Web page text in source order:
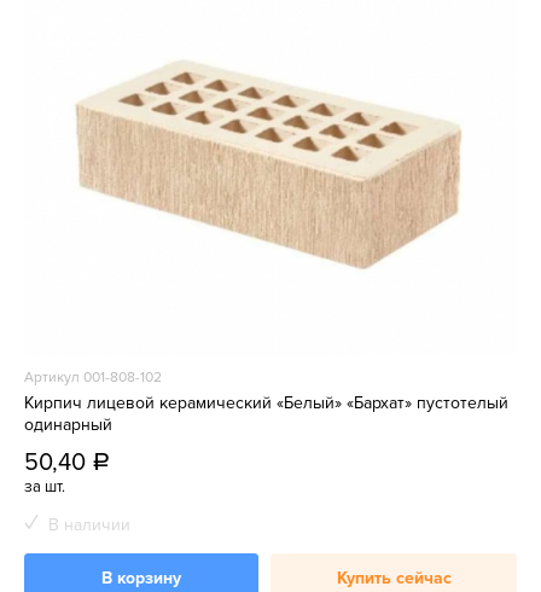
Артикул 001-808-102
Кирпич лицевой керамический «Белый» «Бархат» пустотелый
одинарный
50,40 a
за шт.
В наличии
В корзину Купить сейчас